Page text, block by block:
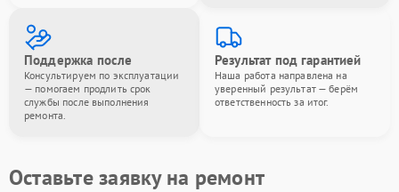
Поддержка после
Консультируем по эксплуатации
— помогаем продлить срок
службы после выполнения
ремонта.
Результат под гарантией
Наша работа направлена на
уверенный результат — берём
ответственность за итог.
Оставьте заявку на ремонт